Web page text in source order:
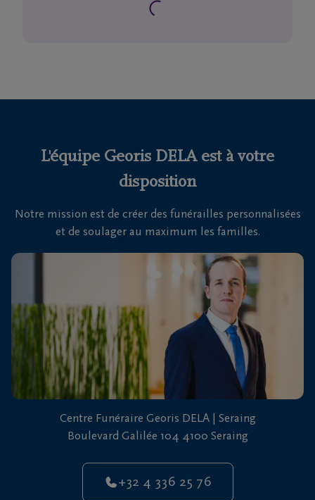
décès
centres
funéraires
posées
Nous
sommes
là pour
24h/24
L'équipe Georis DELA est à votre
disposition
Notre mission est de créer des funérailles personnalisées
et de soulager au maximum les familles.
Centre Funéraire Georis DELA | Seraing
Boulevard Galilée 104 4100 Seraing
+32 4 336 25 76